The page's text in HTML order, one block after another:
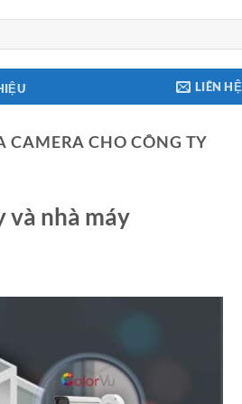
LIÊN HỆ
CAMERA CHO CÔNG TY
và nhà máy